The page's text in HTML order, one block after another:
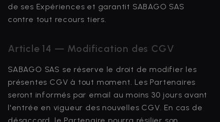
de ses Expériences et garantit SABAGO SAS
contre tout recours tiers.
Article 14 — Modification des CGV
SABAGO SAS se réserve le droit de modifier les
présentes CGV à tout moment. Les Partenaires
seront informés par email au moins 30 jours avant
l'entrée en vigueur des nouvelles CGV. En cas de